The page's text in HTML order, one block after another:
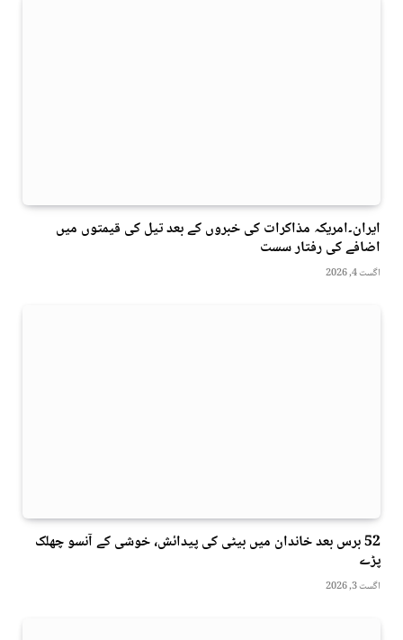
ایران۔امریکہ مذاکرات کی خبروں کے بعد تیل کی قیمتوں میں
اضافے کی رفتار سست
اگست 4, 2026
52 برس بعد خاندان میں بیٹی کی پیدائش، خوشی کے آنسو چھلک
پڑے
اگست 3, 2026